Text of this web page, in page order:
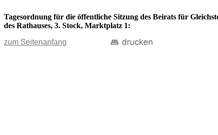
Tagesordnung für die öffentliche Sitzung des Beirats für
des Rathauses, 3. Stock, Marktplatz 1:
zum Seitenanfang